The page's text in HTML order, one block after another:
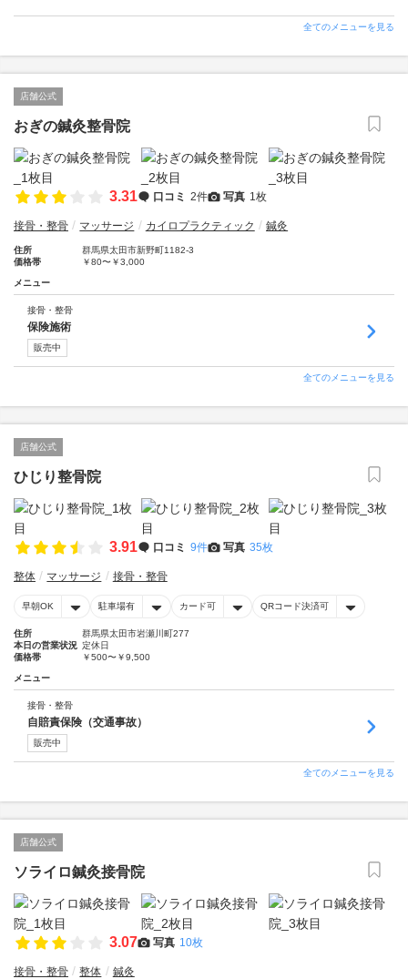
全てのメニューを見る
店舗公式
おぎの鍼灸整骨院
3.31 口コミ 2件 写真 1枚
接骨・整骨 マッサージ カイロプラクティック 鍼灸
住所
群馬県太田市新野町1182-3
価格帯
￥80〜￥3,000
メニュー
接骨・整骨
保険施術
販売中
全てのメニューを見る
店舗公式
ひじり整骨院
3.91 口コミ 9件 写真 35枚
整体 マッサージ 接骨・整骨
早朝OK 駐車場有 カード可 QRコード決済可
住所
群馬県太田市岩瀬川町277
本日の営業状況 定休日
価格帯
￥500〜￥9,500
メニュー
接骨・整骨
自賠責保険（交通事故）
販売中
全てのメニューを見る
店舗公式
ソライロ鍼灸接骨院
3.07 写真 10枚
接骨・整骨 整体 鍼灸